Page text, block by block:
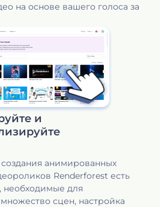
на основе вашего голоса за
и
анимированных
Renderforest есть
необходимые для
сцен, настройка